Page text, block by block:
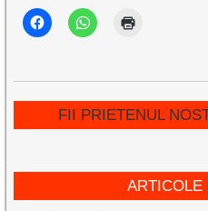
FII PRIETENUL
ARTICOLE